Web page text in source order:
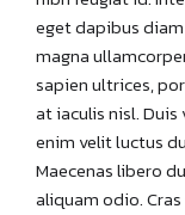
eget dapibus
magna
sapien ultrices,
at iaculis nisl.
enim velit luctus
Maecenas libero
aliquam odio.